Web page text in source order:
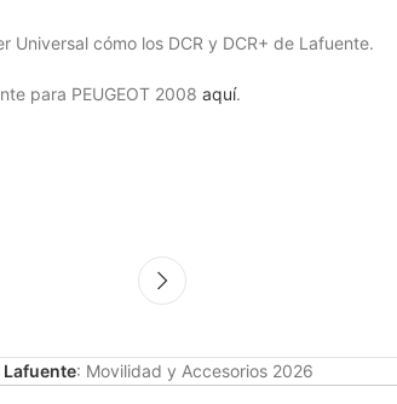
Universal cómo los DCR y DCR+ de Lafuente.
para PEUGEOT 2008 aquí.
Lafuente: Movilidad y Accesorios 2026